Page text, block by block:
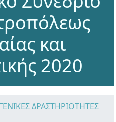
και
2020
ΓΕΝΙΚΕΣ ΔΡΑΣΤΗΡΙΟΤΗΤΕΣ